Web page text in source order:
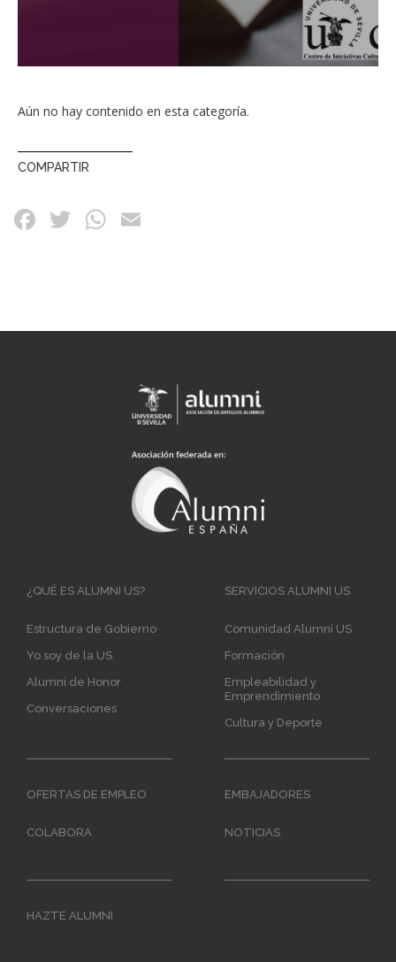
Aún no hay contenido en esta categoría.
COMPARTIR
Main
¿QUÉ ES ALUMNI US?
Estructura de Gobierno
Yo soy de la US
Alumni de Honor
Conversaciones
SERVICIOS ALUMNI US
Comunidad Alumni US
Formación
Empleabilidad y
Emprendimiento
Cultura y Deporte
OFERTAS DE EMPLEO EMBAJADORES
COLABORA NOTICIAS
HAZTE ALUMNI